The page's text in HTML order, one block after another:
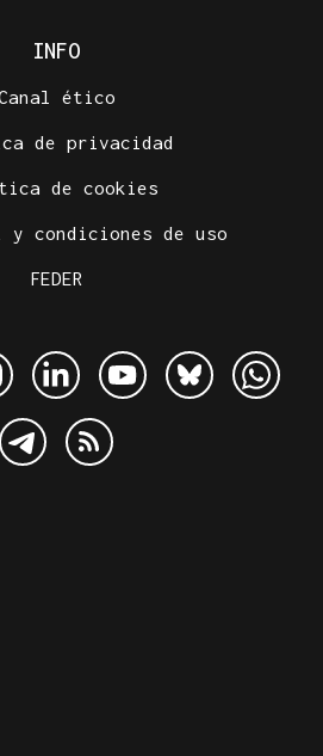
INFO
ético
de privacidad
de cookies
condiciones de uso
FEDER